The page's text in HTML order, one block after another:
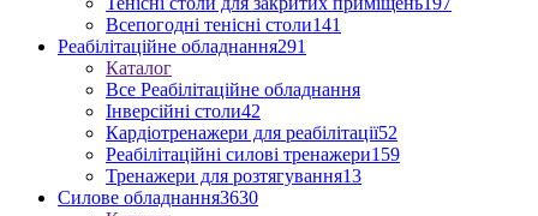
Всепогодні тенісні столи141
Реабілітаційне обладнання291
Каталог
Все Реабілітаційне обладнання
Інверсійні столи42
Кардіотренажери для реабілітації52
Реабілітаційні силові тренажери159
Тренажери для розтягування13
Силове обладнання3630